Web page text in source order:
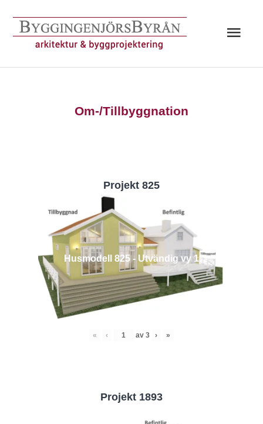
innehåll
Om-/Tillbyggnation
Projekt 825
Husmodell 825 - Utvändig vy 1
« ‹ av 3 › »
Projekt 1893